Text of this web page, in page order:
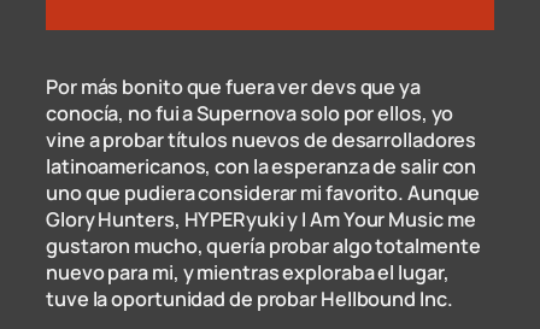
Por más bonito que fuera ver devs que ya
conocía, no fui a Supernova solo por ellos, yo
vine a probar títulos nuevos de desarrolladores
latinoamericanos, con la esperanza de salir con
uno que pudiera considerar mi favorito. Aunque
Glory Hunters, HYPERyuki y I Am Your Music me
gustaron mucho, quería probar algo totalmente
nuevo para mi, y mientras exploraba el lugar,
tuve la oportunidad de probar Hellbound Inc.